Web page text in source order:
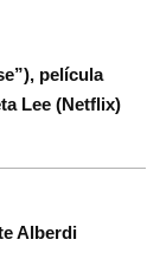
película
Lee (Netflix)
Alberdi